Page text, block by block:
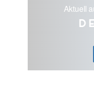
Aktuell